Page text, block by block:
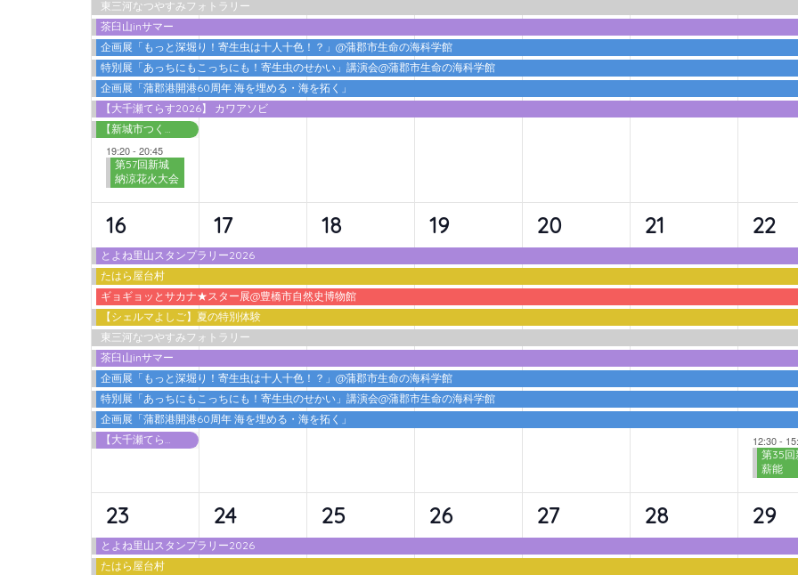
ト,
東三河なつやすみフォトラリー
茶臼山inサマー
企画展「もっと深堀り！寄生虫は十人十色！？」@蒲郡市生命の海科学館
特別展「あっちにもこっちにも！寄生虫のせかい」講演会@蒲郡市生命の海科学館
企画展「蒲郡港開港60周年 海を埋める・海を拓く」
【大千瀬てらす2026】 カワアソビ
【新城市つくで交流館】わくわく広場 2026夏
19:20- 20:45
第57回新城
納涼花火大会
ト,
ト,
ト,
ト,
ト,
ト,
10
イ
ベ
ン
ト,
16
とよね里山スタンプラリー2026
たはら屋台村
ギョギョッとサカナ★スター展@豊橋市自然史博物館
【シェルマよしご】夏の特別体験
東三河なつやすみフォトラリー
茶臼山inサマー
企画展「もっと深堀り！寄生虫は十人十色！？」@蒲郡市生命の海科学館
特別展「あっちにもこっちにも！寄生虫のせかい」講演会@蒲郡市生命の海科学館
企画展「蒲郡港開港60周年 海を埋める・海を拓く」
【大千瀬てらす2026】 カワアソビ
9
イ
ベ
ン
ト,
17
9
イ
ベ
ン
ト,
18
9
イ
ベ
ン
ト,
19
9
イ
ベ
ン
ト,
20
9
イ
ベ
ン
ト,
21
10
イ
ベ
ン
ト,
22
12:30-
第35回
薪能
10
イ
23
とよね里山スタンプラリー2026
たはら屋台村
10
イ
24
9
イ
25
9
イ
26
10
イ
27
9
イ
28
10
イ
29